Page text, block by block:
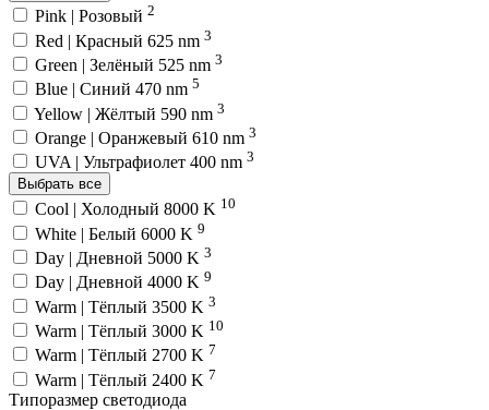
Pink | Розовый 2
Red | Красный 625 nm 3
Green | Зелёный 525 nm 3
Blue | Синий 470 nm 5
Yellow | Жёлтый 590 nm 3
Orange | Оранжевый 610 nm 3
UVA | Ультрафиолет 400 nm 3
Выбрать все
Cool | Холодный 8000 K 10
White | Белый 6000 K 9
Day | Дневной 5000 K 3
Day | Дневной 4000 K 9
Warm | Тёплый 3500 K 3
Warm | Тёплый 3000 K 10
Warm | Тёплый 2700 K 7
Warm | Тёплый 2400 K 7
Типоразмер светодиода